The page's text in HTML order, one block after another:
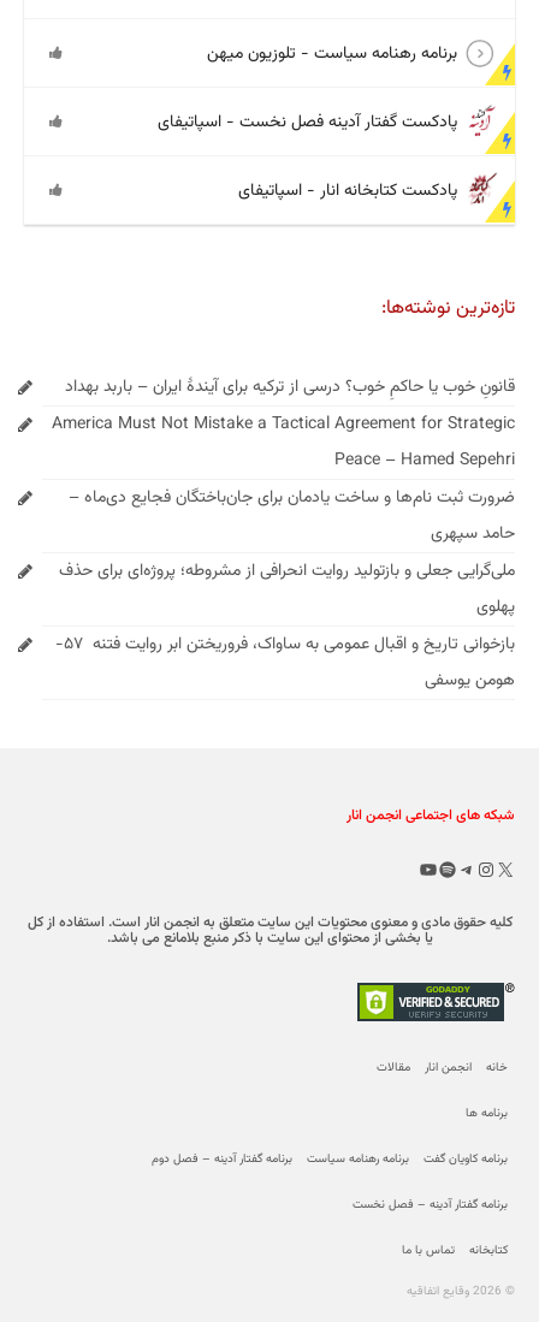
برنامه رهنامه سیاست - تلوزیون میهن
پادکست گفتار آدینه فصل نخست - اسپاتیفای
پادکست کتابخانه انار - اسپاتیفای
تازه‌ترین نوشته‌ها:
قانونِ خوب یا حاکمِ خوب؟ درسی از ترکیه برای آیندهٔ ایران – باربد بهداد
America Must Not Mistake a Tactical Agreement for Strategic
Peace – Hamed Sepehri
ضرورت ثبت نام‌ها و ساخت یادمان برای جان‌باختگان فجایع دی‌ماه –
حامد سپهری
ملی‌گرایی جعلی و بازتولید روایت انحرافی از مشروطه؛ پروژه‌ای برای حذف
پهلوی
بازخوانی تاریخ و اقبال عمومی به ساواک، فروریختن ابر روایت فتنه ۵۷-
هومن یوسفی
شبکه های اجتماعی انجمن انار
X اینستاگرم
تلگرام
اسپاتیفای
یوتیوب
کلیه حقوق مادی و معنوی محتویات این سایت متعلق به انجمن انار است. استفاده از کل
یا بخشی از محتوای این سایت با ذکر منبع بلامانع می باشد.
خانه انجمن انار مقالات
برنامه ها
برنامه کاویان گفت برنامه رهنامه سیاست برنامه گفتار آدینه – فصل دوم
برنامه گفتار آدینه – فصل نخست
کتابخانه تماس با ما
© 2026 وقایع اتفاقیه